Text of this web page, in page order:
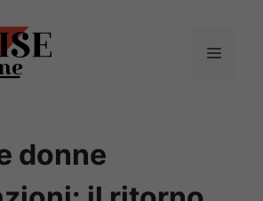
Menu
donne